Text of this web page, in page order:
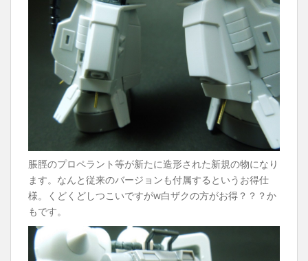
脹脛のプロペラント等が新たに造形された新規の物になり
ます。なんと従来のバージョンも付属するというお得仕
様。くどくどしつこいですがw白ザクの方がお得？？？か
もです。